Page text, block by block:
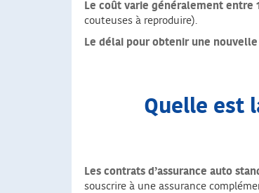
Le coût varie généralement entre
couteuses à reproduire).
Le délai pour obtenir une nouvelle
Quelle est
Les contrats d’assurance auto
souscrire à une assurance